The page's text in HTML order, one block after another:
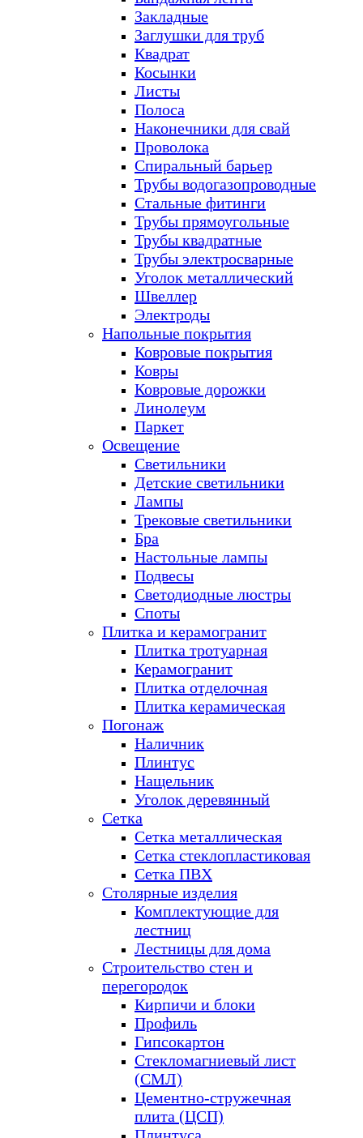
Закладные
Заглушки для труб
Квадрат
Косынки
Листы
Полоса
Наконечники для свай
Проволока
Спиральный барьер
Трубы водогазопроводные
Стальные фитинги
Трубы прямоугольные
Трубы квадратные
Трубы электросварные
Уголок металлический
Швеллер
Электроды
Напольные покрытия
Ковровые покрытия
Ковры
Ковровые дорожки
Линолеум
Паркет
Освещение
Светильники
Детские светильники
Лампы
Трековые светильники
Бра
Настольные лампы
Подвесы
Светодиодные люстры
Споты
Плитка и керамогранит
Плитка тротуарная
Керамогранит
Плитка отделочная
Плитка керамическая
Погонаж
Наличник
Плинтус
Нащельник
Уголок деревянный
Сетка
Сетка металлическая
Сетка стеклопластиковая
Сетка ПВХ
Столярные изделия
Комплектующие для
лестниц
Лестницы для дома
Строительство стен и
перегородок
Кирпичи и блоки
Профиль
Гипсокартон
Стекломагниевый лист
(СМЛ)
Цементно-стружечная
плита (ЦСП)